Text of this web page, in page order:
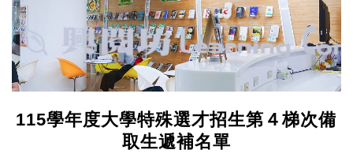
115學年度大學特殊選才招生第４梯次備
取生遞補名單